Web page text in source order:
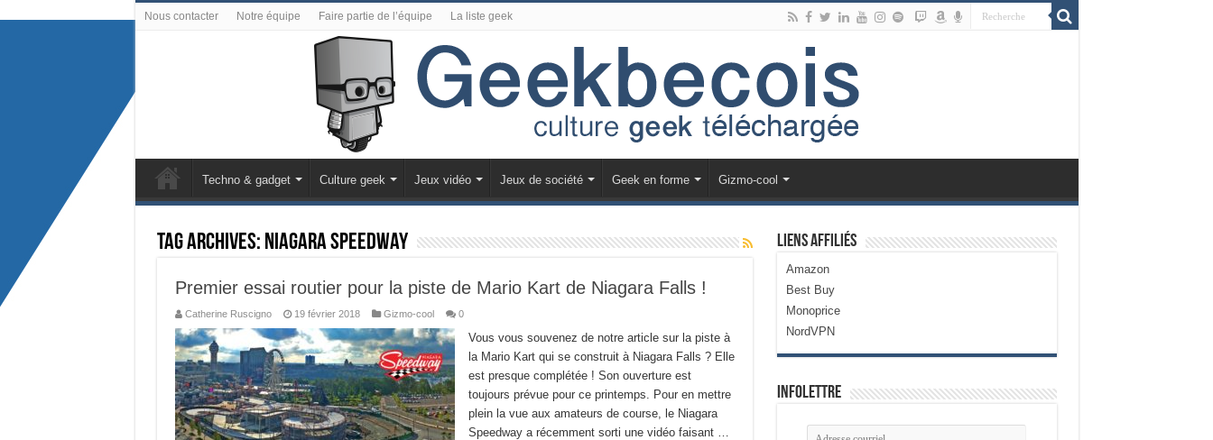
Nous contacter Notre équipe Faire partie de l’équipe La liste geek
Techno & gadget Culture geek Jeux vidéo Jeux de société Geek en forme Gizmo-cool
Tag Archives: Niagara Speedway
Premier essai routier pour la piste de Mario Kart de Niagara Falls !
Catherine Ruscigno 19 février 2018 Gizmo-cool 0
Vous vous souvenez de notre article sur la piste à
la Mario Kart qui se construit à Niagara Falls ? Elle
est presque complétée ! Son ouverture est
toujours prévue pour ce printemps. Pour en mettre
plein la vue aux amateurs de course, le Niagara
Speedway a récemment sorti une vidéo faisant …
Liens Affiliés
Amazon
Best Buy
Monoprice
NordVPN
Infolettre